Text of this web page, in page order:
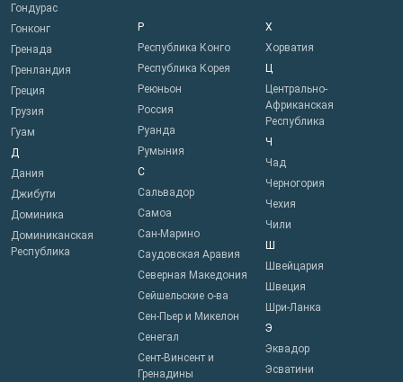
Гондурас
Гонконг
Гренада
Гренландия
Греция
Грузия
Гуам
Д
Дания
Джибути
Доминика
Доминиканская
Республика
Р
Республика Конго
Республика Корея
Реюньон
Россия
Руанда
Румыния
С
Сальвадор
Самоа
Сан-Марино
Саудовская Аравия
Северная Македония
Сейшельские о-ва
Сен-Пьер и Микелон
Сенегал
Сент-Винсент и
Гренадины
Х
Хорватия
Ц
Центрально-
Африканская
Республика
Ч
Чад
Черногория
Чехия
Чили
Ш
Швейцария
Швеция
Шри-Ланка
Э
Эквадор
Эсватини